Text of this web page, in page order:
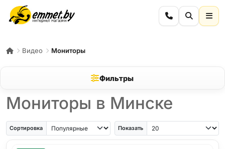
Видео Мониторы
Фильтры
Мониторы в Минске
Сортировка Показать